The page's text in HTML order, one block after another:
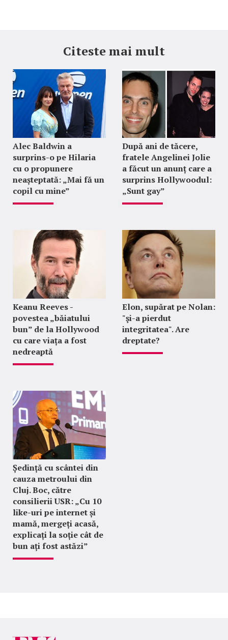
Citeste mai mult
Alec Baldwin a
surprins-o pe Hilaria
cu o propunere
neașteptată: „Mai fă un
copil cu mine”
După ani de tăcere,
fratele Angelinei Jolie
a făcut un anunț care a
surprins Hollywoodul:
„Sunt gay”
Keanu Reeves -
povestea „băiatului
bun” de la Hollywood
cu care viața a fost
nedreaptă
Elon, supărat pe Nolan:
"şi-a pierdut
integritatea". Are
dreptate?
Ședință cu scântei din
cauza metroului din
Cluj. Boc, către
consilierii USR: „Cu 10
like-uri pe internet și
mamă, mergeți acasă,
explicați la soție cât de
bun ați fost astăzi”